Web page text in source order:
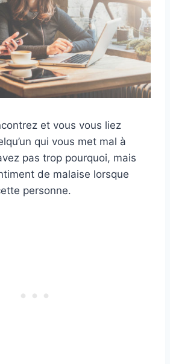
et vous vous liez
qui vous met mal à
pas trop pourquoi, mais
de malaise lorsque
personne.